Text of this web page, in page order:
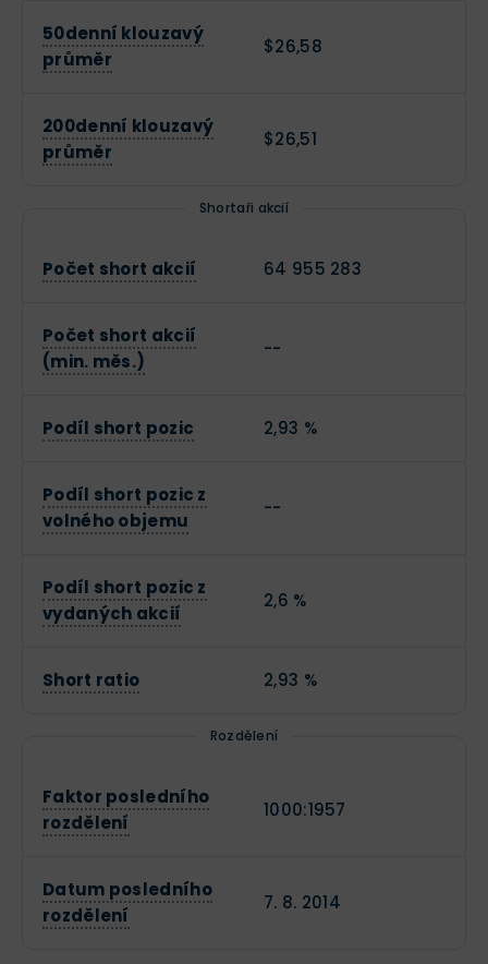
50denní klouzavý
průměr
$26,58
200denní klouzavý
průměr
$26,51
Shortaři akcií
Počet short akcií 64 955 283
Počet short akcií
(min. měs.)
--
Podíl short pozic 2,93 %
Podíl short pozic z
volného objemu
--
Podíl short pozic z
vydaných akcií
2,6 %
Short ratio 2,93 %
Rozdělení
Faktor posledního
rozdělení
1000:1957
Datum posledního
rozdělení
7. 8. 2014